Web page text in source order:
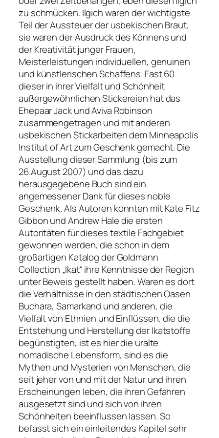
zu schmücken. Ilgich waren der wichtigste
Teil der Aussteuer der usbekischen Braut,
sie waren der Ausdruck des Könnens und
der Kreativität junger Frauen,
Meisterleistungen individuellen, genuinen
und künstlerischen Schaffens. Fast 60
dieser in ihrer Vielfalt und Schönheit
außergewöhnlichen Stickereien hat das
Ehepaar Jack und Aviva Robinson
zusammengetragen und mit anderen
usbekischen Stickarbeiten dem Minneapolis
Institut of Art zum Geschenk gemacht. Die
Ausstellung dieser Sammlung (bis zum
26.August 2007) und das dazu
herausgegebene Buch sind ein
angemessener Dank für dieses noble
Geschenk. Als Autoren konnten mit Kate Fitz
Gibbon und Andrew Hale die ersten
Autoritäten für dieses textile Fachgebiet
gewonnen werden, die schon in dem
großartigen Katalog der Goldmann
Collection „Ikat“ ihre Kenntnisse der Region
unter Beweis gestellt haben. Waren es dort
die Verhältnisse in den städtischen Oasen
Buchara, Samarkand und anderen, die
Vielfalt von Ethnien und Einflüssen, die die
Entstehung und Herstellung der Ikatstoffe
begünstigten, ist es hier die uralte
nomadische Lebensform, sind es die
Mythen und Mysterien von Menschen, die
seit jeher von und mit der Natur und ihren
Erscheinungen leben, die ihren Gefahren
ausgesetzt sind und sich von ihren
Schönheiten beeinflussen lassen. So
befasst sich ein einleitendes Kapitel sehr